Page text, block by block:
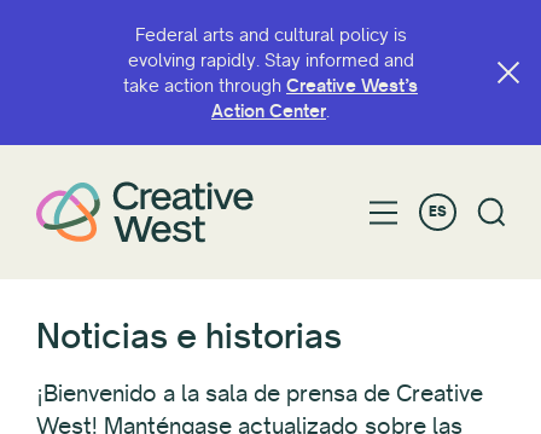
Federal arts and cultural policy is
evolving rapidly. Stay informed and
take action through Creative West’s
Action Center.
ES
Noticias e historias
¡Bienvenido a la sala de prensa de Creative
West! Manténgase actualizado sobre las
Defensa
Blogs
Cafetería
Convocatorias
GO Smart
Oportunidades de subvención